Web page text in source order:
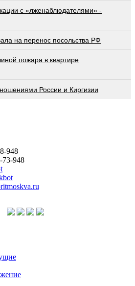
с «лженаблюдателями» -
на перенос посольства РФ
пожара в квартире
России и Киргизии
948
73-948